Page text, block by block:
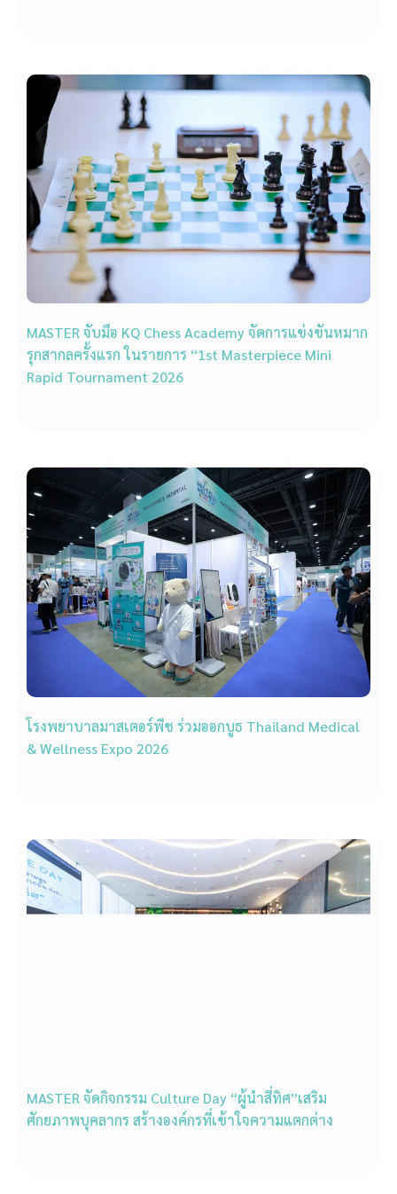
MASTER จับมือ KQ Chess Academy จัดการแข่งขันหมาก
รุกสากลครั้งแรก ในรายการ “1st Masterpiece Mini
Rapid Tournament 2026
โรงพยาบาลมาสเตอร์พีช ร่วมออกบูธ Thailand Medical
& Wellness Expo 2026
MASTER จัดกิจกรรม Culture Day “ผู้นำสี่ทิศ”เสริม
ศักยภาพบุคลากร สร้างองค์กรที่เข้าใจความแตกต่าง